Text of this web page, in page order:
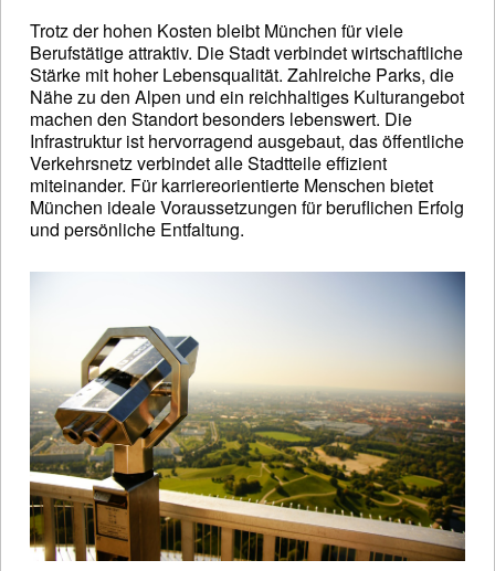
Trotz der hohen Kosten bleibt München für viele
Berufstätige attraktiv. Die Stadt verbindet wirtschaftliche
Stärke mit hoher Lebensqualität. Zahlreiche Parks, die
Nähe zu den Alpen und ein reichhaltiges Kulturangebot
machen den Standort besonders lebenswert. Die
Infrastruktur ist hervorragend ausgebaut, das öffentliche
Verkehrsnetz verbindet alle Stadtteile effizient
miteinander. Für karriereorientierte Menschen bietet
München ideale Voraussetzungen für beruflichen Erfolg
und persönliche Entfaltung.